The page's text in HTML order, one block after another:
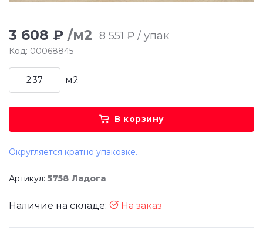
3 608 ₽ /м2 8 551 ₽ / упак
Код: 00068845
м2
В корзину
Округляется кратно упаковке.
Артикул: 5758 Ладога
Наличие на складе: На заказ